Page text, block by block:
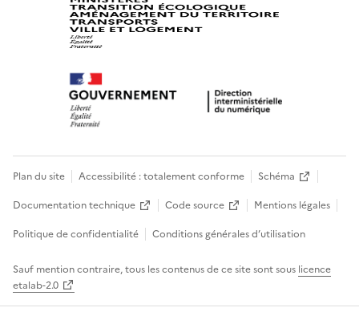
Plan du site Accessibilité : totalement conforme
Schéma
Documentation technique
Code source
Mentions légales
Politique de confidentialité
Conditions générales d’utilisation
Sauf mention contraire, tous les contenus de ce site sont sous licence
etalab-2.0